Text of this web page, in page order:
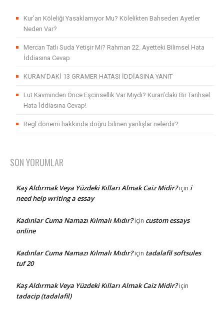
Kur’an Köleliği Yasaklamıyor Mu? Kölelikten Bahseden Ayetler
Neden Var?
Mercan Tatlı Suda Yetişir Mi? Rahman 22. Ayetteki Bilimsel Hata
İddiasına Cevap
KURAN’DAKİ 13 GRAMER HATASI İDDİASINA YANIT
Lut Kavminden Önce Eşcinsellik Var Mıydı? Kuran’daki Bir Tarihsel
Hata İddiasına Cevap!
Regl dönemi hakkında doğru bilinen yanlışlar nelerdir?
SON YORUMLAR
Kaş Aldırmak Veya Yüzdeki Kılları Almak Caiz Midir?için i
need help writing a essay
Kadınlar Cuma Namazı Kılmalı Mıdır?için custom essays
online
Kadınlar Cuma Namazı Kılmalı Mıdır?için tadalafil softsules
tuf 20
Kaş Aldırmak Veya Yüzdeki Kılları Almak Caiz Midir?için
tadacip (tadalafil)